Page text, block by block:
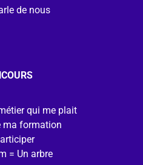
de nous
qui me plait
ma formation
= Un arbre